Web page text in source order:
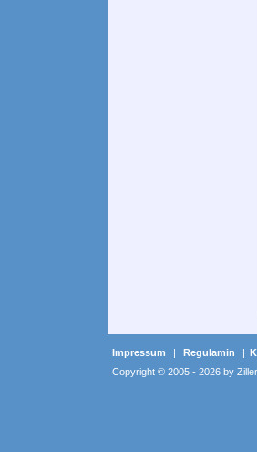
Impressum | Regulamin |
Copyright © 2005 - 2026 by